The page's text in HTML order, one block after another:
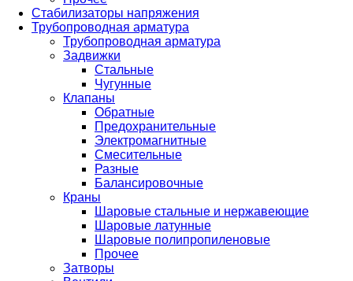
Стабилизаторы напряжения
Трубопроводная арматура
Трубопроводная арматура
Задвижки
Стальные
Чугунные
Клапаны
Обратные
Предохранительные
Электромагнитные
Смесительные
Разные
Балансировочные
Краны
Шаровые стальные и нержавеющие
Шаровые латунные
Шаровые полипропиленовые
Прочее
Затворы